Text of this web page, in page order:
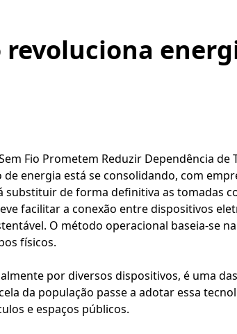
Fio Prometem Reduzir Dependência de
energia está se consolidando, com
de forma definitiva as tomadas
facilitar a conexão entre dispositivos
O método operacional baseia-se
físicos.
por diversos dispositivos, é uma
da população passe a adotar essa
e espaços públicos.